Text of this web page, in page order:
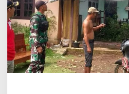
P
u
i
n
g
B
e
l